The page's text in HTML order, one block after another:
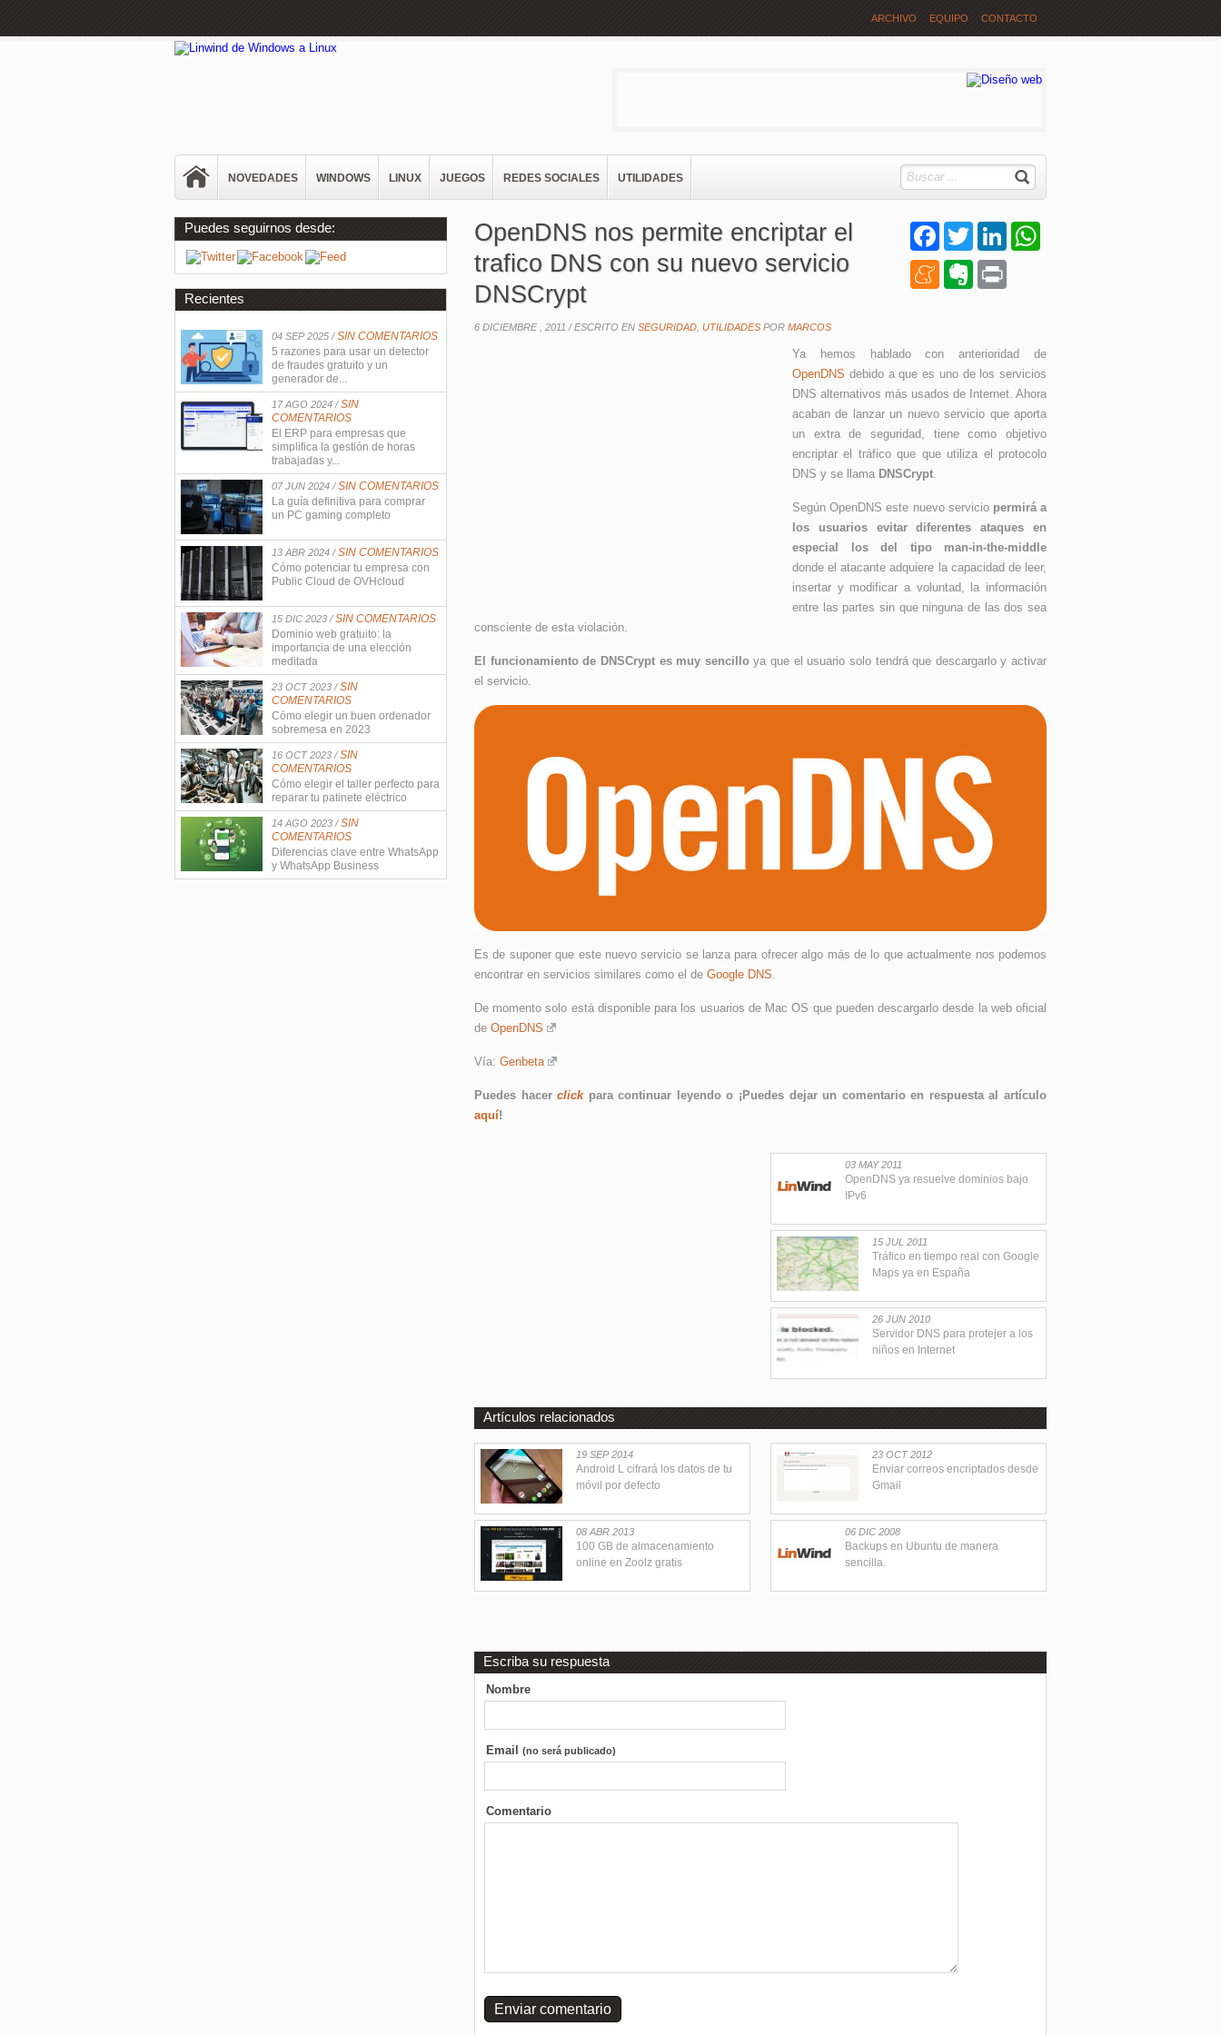
ARCHIVO EQUIPO CONTACTO
NOVEDADES WINDOWS LINUX JUEGOS REDES SOCIALES UTILIDADES
FacebookTwitter LinkedIn
MeneameEvernote
OpenDNS nos permite encriptar el
trafico DNS con su nuevo servicio
DNSCrypt
6 DICIEMBRE , 2011 /ESCRITO EN SEGURIDAD UTILIDADES POR MARCOS
Ya hemos hablado con anterioridad de
OpenDNS debido a que es uno de los servicios
DNS alternativos más usados de Internet. Ahora
acaban de lanzar un nuevo servicio que aporta
un extra de seguridad, tiene como objetivo
encriptar el tráfico que que utiliza el protocolo
DNS y se llama DNSCrypt.
Según OpenDNS este nuevo serviciopermirá a
los usuarios evitar diferentes ataques en
especial los del tipo man-in-the-middle
donde el atacante adquiere la capacidad de leer,
insertar y modificar a voluntad, la información
entre las partes sin que ninguna de las dos sea
consciente de esta violación.
El funcionamiento de DNSCrypt es muy sencilloya que el usuario solo tendrá que descargarlo y activar
el servicio.
Es de suponer que este nuevo servicio se lanza para ofrecer algo más de lo que actualmente nos podemos
encontrar en servicios similares como el de Google DNS.
De momento solo está disponible para los usuarios de Mac OS que pueden descargarlo desde la web oficial
de OpenDNS
Vía: Genbeta
Puedes hacerclickpara continuar leyendo o ¡Puedes dejar un comentario en respuesta al artículo
aquí!
03 MAY 2011
OpenDNS ya resuelve dominios bajo
IPv6
15 JUL 2011
Tráfico en tiempo real con Google
Maps ya en España
26 JUN 2010
Servidor DNS para protejer a los
niños en Internet
Artículos relacionados
23 OCT 2012
Enviar correos encriptados desde
Gmail
19 SEP 2014
Android L cifrará los datos de tu
móvil por defecto
06 DIC 2008
Backups en Ubuntu de manera
sencilla.
08 ABR 2013
100 GB de almacenamiento
online en Zoolz gratis
Escriba su respuesta
Nombre
Email (no será publicado)
Comentario
Puedes seguirnos desde:
Recientes
04 SEP 2025 /SIN COMENTARIOS
5 razones para usar un detector
de fraudes gratuito y un
generador de...
17 AGO 2024 /SIN
COMENTARIOS
El ERP para empresas que
simplifica la gestión de horas
trabajadas y...
07 JUN 2024 /SIN COMENTARIOS
La guía definitiva para comprar
un PC gaming completo
13 ABR 2024 /SIN COMENTARIOS
Cómo potenciar tu empresa con
Public Cloud de OVHcloud
15 DIC 2023 /SIN COMENTARIOS
Dominio web gratuito: la
importancia de una elección
meditada
23 OCT 2023 /SIN
COMENTARIOS
Cómo elegir un buen ordenador
sobremesa en 2023
16 OCT 2023 /SIN
COMENTARIOS
Cómo elegir el taller perfecto para
reparar tu patinete eléctrico
14 AGO 2023 /SIN
COMENTARIOS
Diferencias clave entre WhatsApp
y WhatsApp Business